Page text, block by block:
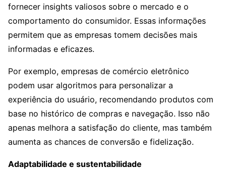
fornecer insights valiosos sobre o mercado e o
comportamento do consumidor. Essas informações
permitem que as empresas tomem decisões mais
informadas e eficazes.
Por exemplo, empresas de comércio eletrônico
podem usar algoritmos para personalizar a
experiência do usuário, recomendando produtos com
base no histórico de compras e navegação. Isso não
apenas melhora a satisfação do cliente, mas também
aumenta as chances de conversão e fidelização.
Adaptabilidade e sustentabilidade